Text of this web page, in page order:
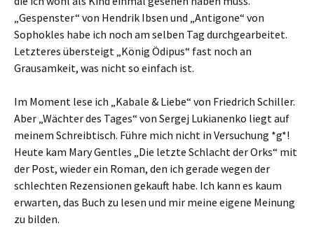
„Gespenster“ von Hendrik Ibsen und „Antigone“ von
Sophokles habe ich noch am selben Tag durchgearbeitet.
Letzteres übersteigt „König Ödipus“ fast noch an
Grausamkeit, was nicht so einfach ist.
Im Moment lese ich „Kabale & Liebe“ von Friedrich Schiller.
Aber „Wächter des Tages“ von Sergej Lukianenko liegt auf
meinem Schreibtisch. Führe mich nicht in Versuchung *g*!
Heute kam Mary Gentles „Die letzte Schlacht der Orks“ mit
der Post, wieder ein Roman, den ich gerade wegen der
schlechten Rezensionen gekauft habe. Ich kann es kaum
erwarten, das Buch zu lesen und mir meine eigene Meinung
zu bilden.